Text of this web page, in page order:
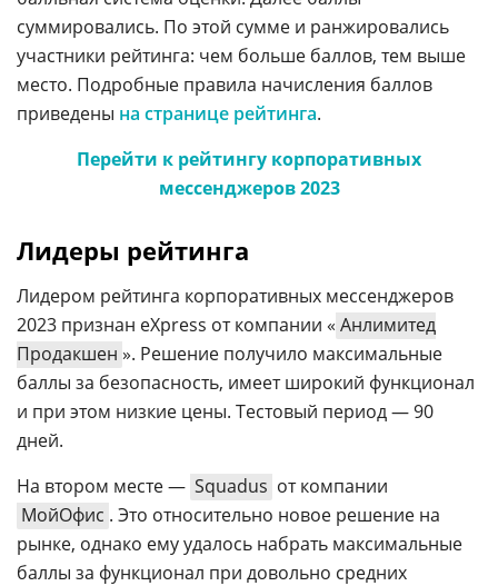
суммировались. По этой сумме и ранжировались
участники рейтинга: чем больше баллов, тем выше
место. Подробные правила начисления баллов
приведены на странице рейтинга.
Перейти к рейтингу корпоративных
мессенджеров 2023
Лидеры рейтинга
Лидером рейтинга корпоративных мессенджеров
2023 признан eXpress от компании « Анлимитед
Продакшен ». Решение получило максимальные
баллы за безопасность, имеет широкий функционал
и при этом низкие цены. Тестовый период — 90
дней.
На втором месте — Squadus от компании
МойОфис . Это относительно новое решение на
рынке, однако ему удалось набрать максимальные
баллы за функционал при довольно средних